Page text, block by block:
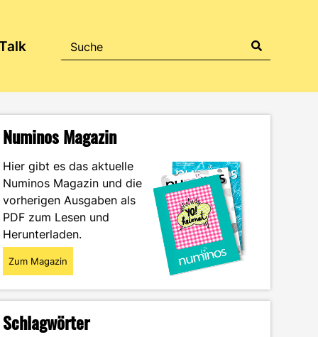
Numinos Magazin
Hier gibt es das aktuelle
Numinos Magazin und die
vorherigen Ausgaben als
PDF zum Lesen und
Herunterladen.
Zum Magazin
Schlagwörter